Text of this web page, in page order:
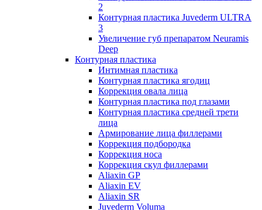
2
Контурная пластика Juvederm ULTRA
3
Увеличение губ препаратом Neuramis
Deep
Контурная пластика
Интимная пластика
Контурная пластика ягодиц
Коррекция овала лица
Контурная пластика под глазами
Контурная пластика средней трети
лица
Армирование лица филлерами
Коррекция подбородка
Коррекция носа
Коррекция скул филлерами
Aliaxin GP
Aliaxin EV
Aliaxin SR
Juvederm Voluma